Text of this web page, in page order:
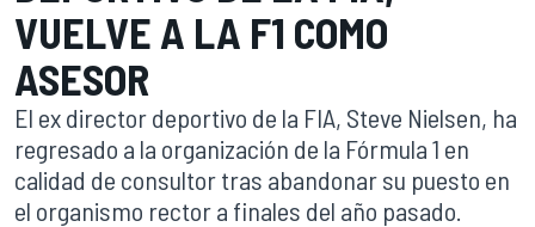
VUELVE A LA F1 COMO
ASESOR
El ex director deportivo de la FIA, Steve Nielsen, ha
regresado a la organización de la Fórmula 1 en
calidad de consultor tras abandonar su puesto en
el organismo rector a finales del año pasado.